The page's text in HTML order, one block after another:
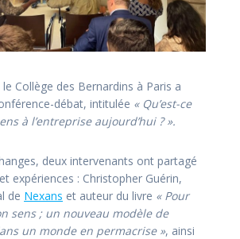
Collège des Bernardins à Paris a
débat, intitulée « Qu’est-ce
à l’entreprise aujourd’hui ? ».
deux intervenants ont partagé
expériences : Christopher Guérin,
de Nexans et auteur du livre « Pour
sens ; un nouveau modèle de
un monde en permacrise », ainsi